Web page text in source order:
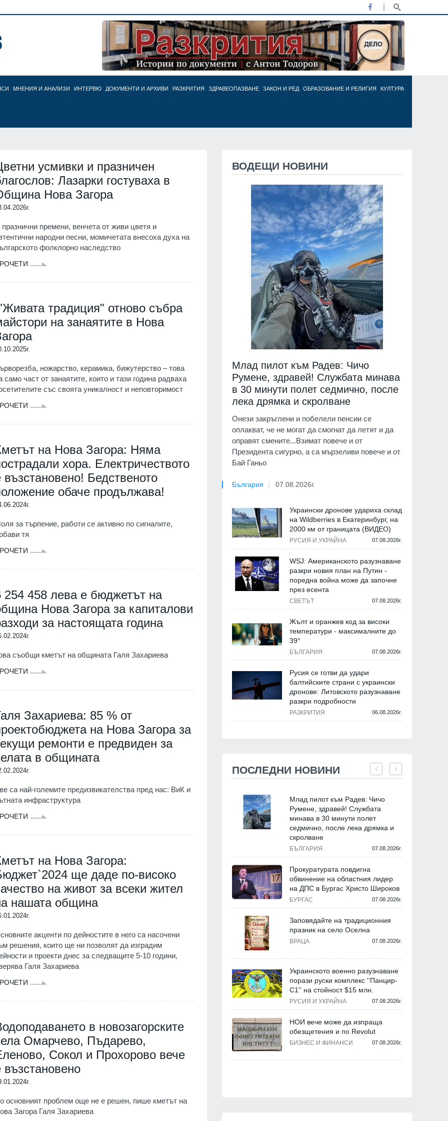
МНЕНИЯ И АНАЛИЗИ ИНТЕРВЮ ДОКУМЕНТИ И АРХИВИ РАЗКРИТИЯ ЗДРАВЕОПАЗВАНЕ ЗАКОН И РЕД ОБРАЗОВАНИЕ И РЕЛИГИЯ КУЛТУРА
усмивки и празничен
Лазарки гостуваха в
Нова Загора
премени, венчета от живи цветя и
народни песни, момичетата внесоха духа на
фолклорно наследство
традиция" отново събра
на занаятите в Нова
ножарство, керамика, бижутерство – това
само част от занаятите, които и тази година радваха
със своята уникалност и неповторимост
на Нова Загора: Няма
хора. Електричеството
възстановено! Бедственото
обаче продължава!
за търпение, работи се активно по сигналите,
тя
254 458 лева е бюджетът на
Нова Загора за капиталови
за настоящата година
съобщи кметът на общината Галя Захариева
Захариева: 85 % от
на Нова Загора за
ремонти е предвиден за
в общината
са най-големите предизвикателства пред нас: ВиК и
инфраструктура
на Нова Загора:
ще даде по-високо
на живот за всеки жител
нашата община
акценти по дейностите в него са насочени
решения, които ще ни позволят да изградим
и проекти днес за следващите 5-10 години,
Галя Захариева
в новозагорските
Омарчево, Пъдарево,
Сокол и Прохорово вече
възстановено
основният проблем още не е решен, пише кметът на
Загора Галя Захариева
ВОДЕЩИ НОВИНИ
Млад пилот към Радев: Чичо
Румене, здравей! Службата минава
в 30 минути полет седмично, после
лека дрямка и скролване
Онези закръглени и побелели пенсии се
оплакват, че не могат да смогнат да летят и да
оправят смените...Взимат повече и от
Президента сигурно, а са мързеливи повече и от
Бай Ганьо
България 07.08.2026г.
Украински дронове удариха склад
на Wildberries в Екатеринбург, на
2000 км от границата (ВИДЕО)
РУСИЯ И УКРАЙНА 07.08.2026г.
WSJ: Американското разузнаване
разкри новия план на Путин -
поредна война може да започне
през есента
СВЕТЪТ 07.08.2026г.
Жълт и оранжев код за високи
температури - максималните до
39°
БЪЛГАРИЯ 07.08.2026г.
Русия се готви да удари
балтийските страни с украински
дронове: Литовското разузнаване
разкри подробности
РАЗКРИТИЯ 06.08.2026г.
ПОСЛЕДНИ НОВИНИ
Patriot
07.08.2026г.
07.08.2026г.
на
за
07.08.2026г.
лекар
от
06.08.2026г.
столица на старата градска песен
СЛИВЕН
"Ловци" на педофили, всичките
Черноморието
БУРГАС
Млад пилот към Радев: Чичо
Румене, здравей! Службата
минава в 30 минути полет
седмично, после лека дрямка и
скролване
БЪЛГАРИЯ 07.08.2026г.
Прокуратурата повдигна
обвинение на областния лидер
на ДПС в Бургас Христо Широков
БУРГАС 07.08.2026г.
Заповядайте на традиционния
празник на село Оселна
ВРАЦА 07.08.2026г.
Украинското военно разузнаване
порази руски комплекс ''Панцир-
С1'' на стойност $15 млн.
РУСИЯ И УКРАЙНА 07.08.2026г.
НОИ вече може да изпраща
обезщетения и по Revolut
БИЗНЕС И ФИНАНСИ 07.08.2026г.